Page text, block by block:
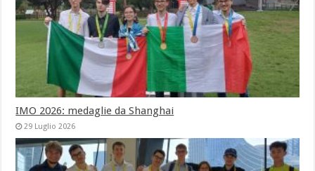
IMO 2026: medaglie da Shanghai
29 Luglio 2026